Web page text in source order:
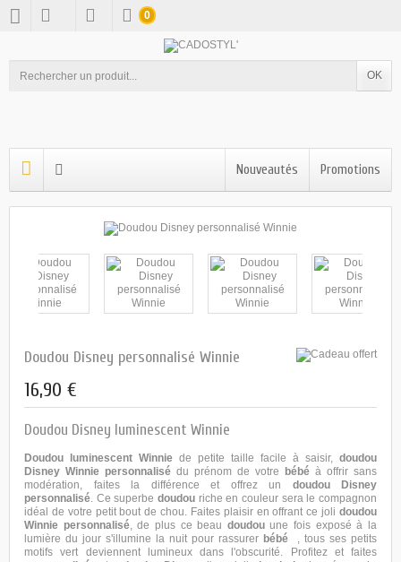
OK
0
Promotions
Nouveautés
Doudou Disney personnalisé Winnie
16,90 €
Doudou Disney luminescent Winnie
Doudou luminescent Winnie de petite taille facile à saisir, doudou
Disney Winnie personnalisé du prénom de votre bébé à offrir sans
modération, faites la différence et offrez un doudou Disney
personnalisé . Ce superbe doudou riche en couleur sera le compagnon
idéal de votre petit bout de chou. Faites plaisir en offrant ce joli doudou
Winnie personnalisé, de plus ce beau doudouune fois exposé à la
lumière du jour s'illumine la nuit pour rassurer bébé , tous ses petits
motifs vert deviennent lumineux dans l'obscurité. Profitez et faites